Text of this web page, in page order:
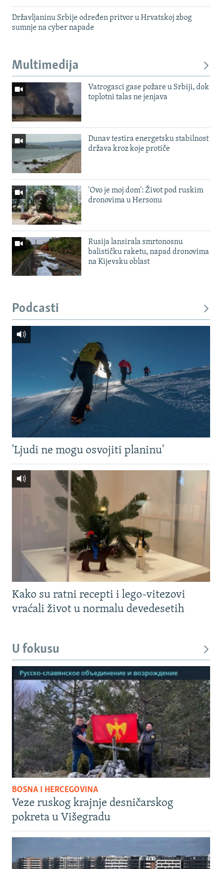
Državljaninu Srbije određen pritvor u Hrvatskoj zbog
sumnje na cyber napade
Multimedija
Vatrogasci gase požare u Srbiji, dok
toplotni talas ne jenjava
Dunav testira energetsku stabilnost
država kroz koje protiče
'Ovo je moj dom': Život pod ruskim
dronovima u Hersonu
Rusija lansirala smrtonosnu
balističku raketu, napad dronovima
na Kijevsku oblast
Podcasti
'Ljudi ne mogu osvojiti planinu'
Kako su ratni recepti i lego-vitezovi
vraćali život u normalu devedesetih
U fokusu
BOSNA I HERCEGOVINA
Veze ruskog krajnje desničarskog
pokreta u Višegradu